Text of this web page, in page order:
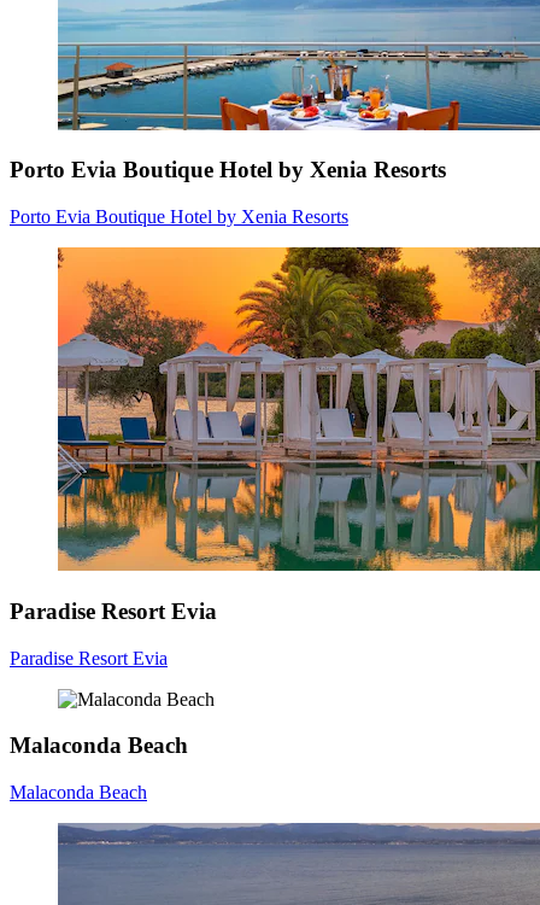
Porto Evia Boutique Hotel by Xenia Resorts
Porto Evia Boutique Hotel by Xenia Resorts
Paradise Resort Evia
Paradise Resort Evia
Malaconda Beach
Malaconda Beach